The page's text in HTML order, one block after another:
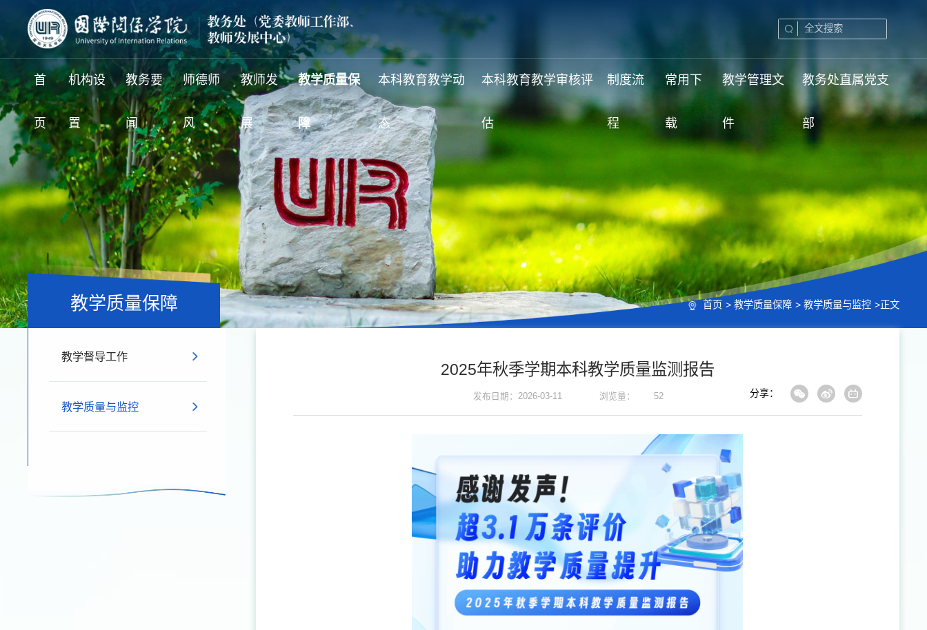
首
页
机构设
置
教务要
闻
师德师
风
教师发
展
教学质量保
障
本科教育教学动
态
本科教育教学审核评
估
制度流
程
常用下
载
教学管理文
件
教务处直属党支
部
首页 > 教学质量保障 > 教学质量与监控 >正文
教学质量保障
教学督导工作
教学质量与监控
2025年秋季学期本科教学质量监测报告
发布日期：2026-03-11 浏览量： 52 分享：